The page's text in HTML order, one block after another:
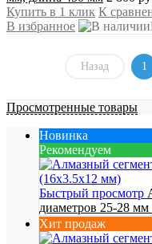
Купить в 1 клик К
В избранное
Назад 1
Просмотренные товары
Новинка
Рекомендуем
Быстрый просмотр
диаметров 25-28
Хит продаж